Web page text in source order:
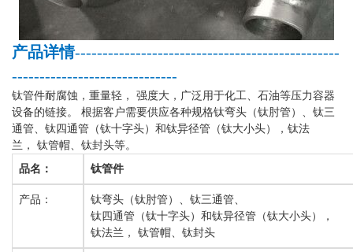
产品详情------------------------------------------------
------------------------------
钛管件耐腐蚀，重量轻，
强度大，广泛用于化工、石油等压力容器
设备的链接。
根据客户需要供应各种规格钛弯头（钛肘管）、钛三
通管、钛四通管（钛十字头）和钛异径管（钛大小头），钛法
兰，
钛管帽、钛封头等。
品名：
钛管件
产品：
钛弯头（钛肘管）、钛三通管、
钛四通管（钛十字头）和钛异径管（钛大小头），
钛法兰， 钛管帽、钛封头